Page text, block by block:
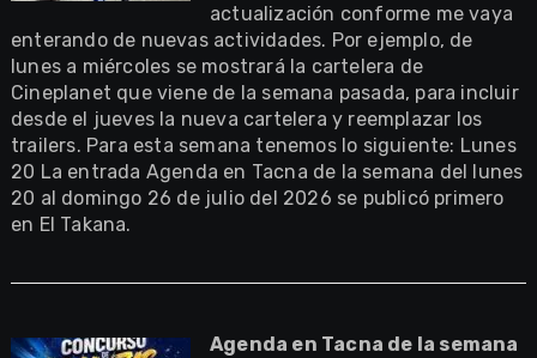
actualización conforme me vaya
enterando de nuevas actividades. Por ejemplo, de
lunes a miércoles se mostrará la cartelera de
Cineplanet que viene de la semana pasada, para incluir
desde el jueves la nueva cartelera y reemplazar los
trailers. Para esta semana tenemos lo siguiente: Lunes
20 La entrada Agenda en Tacna de la semana del lunes
20 al domingo 26 de julio del 2026 se publicó primero
en El Takana.
Agenda en Tacna de la semana